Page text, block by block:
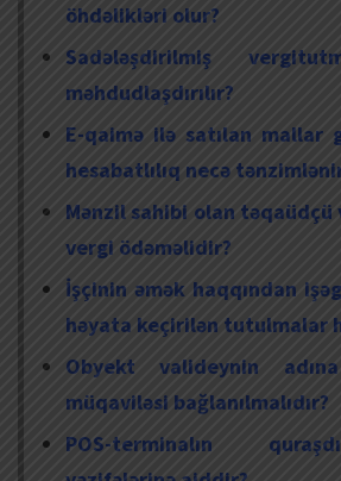
öhdəlikləri olur?
Sadələşdirilmiş
məhdudlaşdırılır?
E-qaimə ilə satılan mallar
hesabatlılıq necə
Mənzil sahibi olan təqaüdçü
vergi ödəməlidir?
İşçinin əmək haqqından
həyata keçirilən tutulmalar
Obyekt valideynin
müqaviləsi bağlanılmalıdır?
POS-terminalın